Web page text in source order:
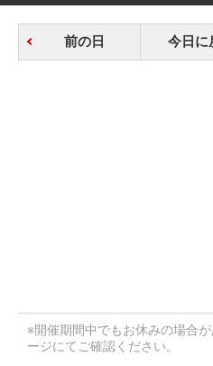
前の日 今日に
※開催期間中でもお休みの場合
ージにてご確認ください。